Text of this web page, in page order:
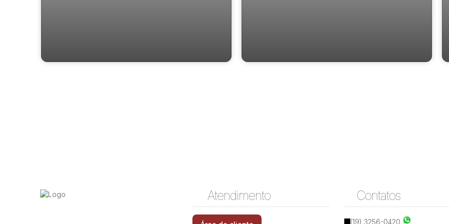
Rua Álvaro Bosco, 13087-723, Loteamento
Residencial Vila Bella, Campinas, São Paulo,
Rua Antonio Lapa, 13025-242, Cambuí,
Atendimento Contatos
(19) 3256-0420